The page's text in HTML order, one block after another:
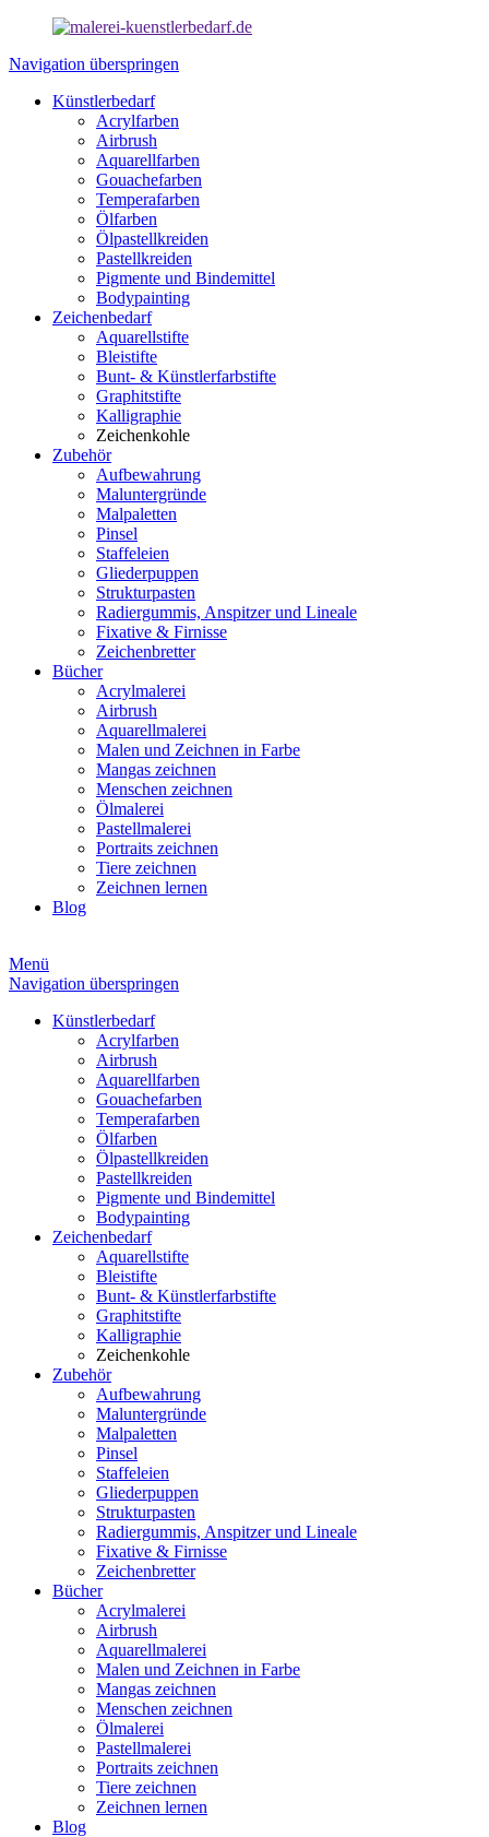
Navigation überspringen
Künstlerbedarf
Acrylfarben
Airbrush
Aquarellfarben
Gouachefarben
Temperafarben
Ölfarben
Ölpastellkreiden
Pastellkreiden
Pigmente und Bindemittel
Bodypainting
Zeichenbedarf
Aquarellstifte
Bleistifte
Bunt- & Künstlerfarbstifte
Graphitstifte
Kalligraphie
Zeichenkohle
Zubehör
Aufbewahrung
Maluntergründe
Malpaletten
Pinsel
Staffeleien
Gliederpuppen
Strukturpasten
Radiergummis, Anspitzer und Lineale
Fixative & Firnisse
Zeichenbretter
Bücher
Acrylmalerei
Airbrush
Aquarellmalerei
Malen und Zeichnen in Farbe
Mangas zeichnen
Menschen zeichnen
Ölmalerei
Pastellmalerei
Portraits zeichnen
Tiere zeichnen
Zeichnen lernen
Blog
Menü
Navigation überspringen
Künstlerbedarf
Acrylfarben
Airbrush
Aquarellfarben
Gouachefarben
Temperafarben
Ölfarben
Ölpastellkreiden
Pastellkreiden
Pigmente und Bindemittel
Bodypainting
Zeichenbedarf
Aquarellstifte
Bleistifte
Bunt- & Künstlerfarbstifte
Graphitstifte
Kalligraphie
Zeichenkohle
Zubehör
Aufbewahrung
Maluntergründe
Malpaletten
Pinsel
Staffeleien
Gliederpuppen
Strukturpasten
Radiergummis, Anspitzer und Lineale
Fixative & Firnisse
Zeichenbretter
Bücher
Acrylmalerei
Airbrush
Aquarellmalerei
Malen und Zeichnen in Farbe
Mangas zeichnen
Menschen zeichnen
Ölmalerei
Pastellmalerei
Portraits zeichnen
Tiere zeichnen
Zeichnen lernen
Blog